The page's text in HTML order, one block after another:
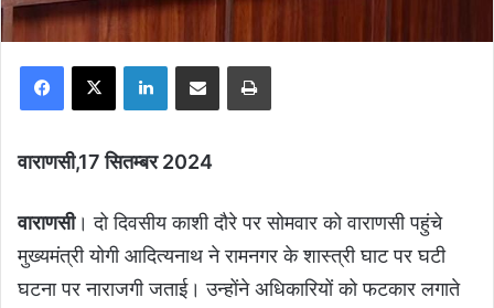
Facebook
X LinkedInShare via Email Print
वाराणसी,17 सितम्बर 2024
वाराणसी। दो दिवसीय काशी दौरे पर सोमवार को वाराणसी पहुंचे
मुख्यमंत्री योगी आदित्यनाथ ने रामनगर के शास्त्री घाट पर घटी
घटना पर नाराजगी जताई। उन्होंने अधिकारियों को फटकार लगाते